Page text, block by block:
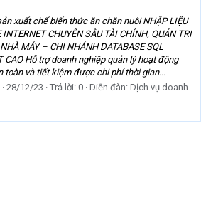
xuất chế biến thức ăn chăn nuôi NHẬP LIỆU
CHUYÊN SÂU TÀI CHÍNH, QUẢN TRỊ
MÁY – CHI NHÁNH DATABASE SQL
CAO Hỗ trợ doanh nghiệp quản lý hoạt động
toàn và tiết kiệm được chi phí thời gian...
28/12/23 Trả lời: 0 Diễn đàn: Dịch vụ doanh